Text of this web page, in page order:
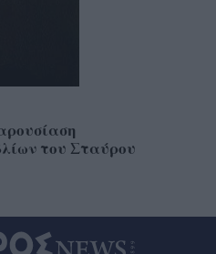
του Σταύρου